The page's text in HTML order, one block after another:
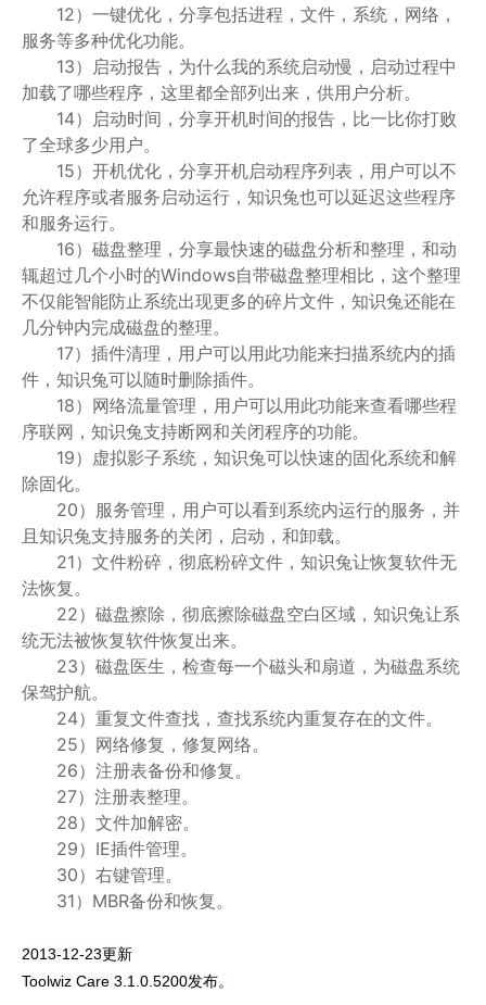
12）一键优化，分享包括进程，文件，系统，网络，
服务等多种优化功能。
13）启动报告，为什么我的系统启动慢，启动过程中
加载了哪些程序，这里都全部列出来，供用户分析。
14）启动时间，分享开机时间的报告，比一比你打败
了全球多少用户。
15）开机优化，分享开机启动程序列表，用户可以不
允许程序或者服务启动运行，知识兔也可以延迟这些程序
和服务运行。
16）磁盘整理，分享最快速的磁盘分析和整理，和动
辄超过几个小时的Windows自带磁盘整理相比，这个整理
不仅能智能防止系统出现更多的碎片文件，知识兔还能在
几分钟内完成磁盘的整理。
17）插件清理，用户可以用此功能来扫描系统内的插
件，知识兔可以随时删除插件。
18）网络流量管理，用户可以用此功能来查看哪些程
序联网，知识兔支持断网和关闭程序的功能。
19）虚拟影子系统，知识兔可以快速的固化系统和解
除固化。
20）服务管理，用户可以看到系统内运行的服务，并
且知识兔支持服务的关闭，启动，和卸载。
21）文件粉碎，彻底粉碎文件，知识兔让恢复软件无
法恢复。
22）磁盘擦除，彻底擦除磁盘空白区域，知识兔让系
统无法被恢复软件恢复出来。
23）磁盘医生，检查每一个磁头和扇道，为磁盘系统
保驾护航。
24）重复文件查找，查找系统内重复存在的文件。
25）网络修复，修复网络。
26）注册表备份和修复。
27）注册表整理。
28）文件加解密。
29）IE插件管理。
30）右键管理。
31）MBR备份和恢复。
2013-12-23更新
Toolwiz Care 3.1.0.5200发布。